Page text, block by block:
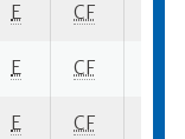
E CF
E CF
E CF